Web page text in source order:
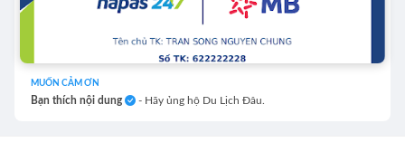
MUỐN CẢM ƠN
Bạn thích nội dung - Hãy ủng hộ Du Lịch Đâu.